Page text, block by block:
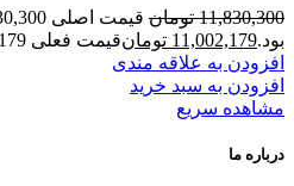
11,830,300 تومان
بود.11,002,179 تومانقیمت فعلی 11,002,179 تومان است.
افزودن به علاقه مندی
افزودن به سبد خرید
مشاهده سریع
درباره ما